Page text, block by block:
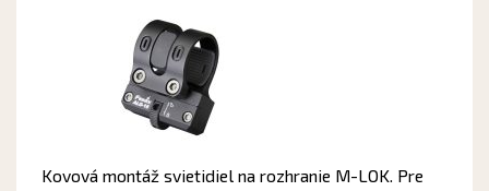
Kovová montáž svietidiel na rozhranie M-LOK. Pre